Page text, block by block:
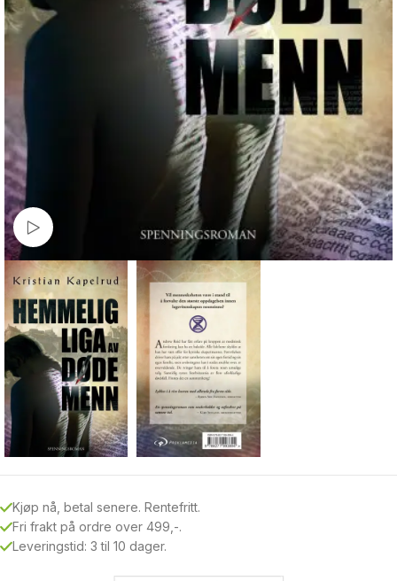
Watch video
Kjøp nå, betal senere. Rentefritt.
Fri frakt på ordre over 499,-.
Leveringstid: 3 til 10 dager.